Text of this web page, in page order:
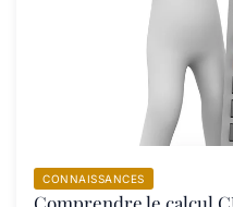
CONNAISSANCES